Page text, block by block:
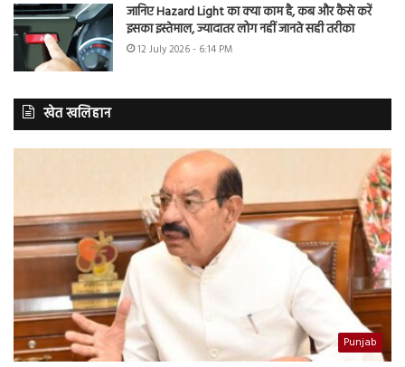
जानिए Hazard Light का क्या काम है, कब और कैसे करें
इसका इस्तेमाल, ज्यादातर लोग नहीं जानते सही तरीका
12 July 2026 - 6:14 PM
खेत खलिहान
Punjab